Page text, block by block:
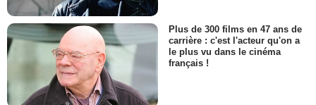
Plus de 300 films en 47 ans de
carrière : c'est l'acteur qu'on a
le plus vu dans le cinéma
français !